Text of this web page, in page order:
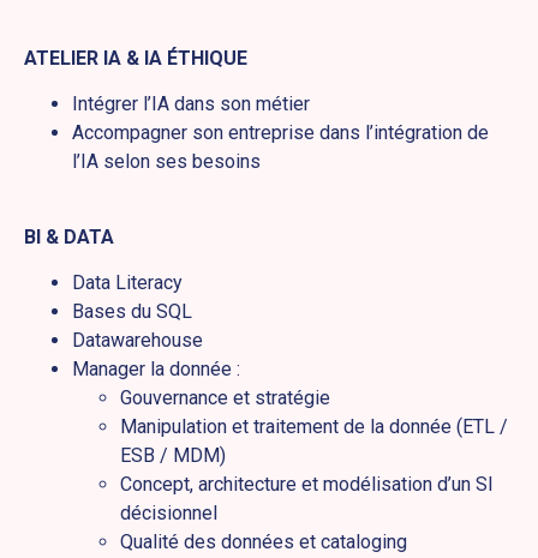
ATELIER IA & IA ÉTHIQUE
Intégrer l’IA dans son métier
Accompagner son entreprise dans l’intégration de
l’IA selon ses besoins
BI & DATA
Data Literacy
Bases du SQL
Datawarehouse
Manager la donnée :
Gouvernance et stratégie
Manipulation et traitement de la donnée (ETL /
ESB / MDM)
Concept, architecture et modélisation d’un SI
décisionnel
Qualité des données et cataloging